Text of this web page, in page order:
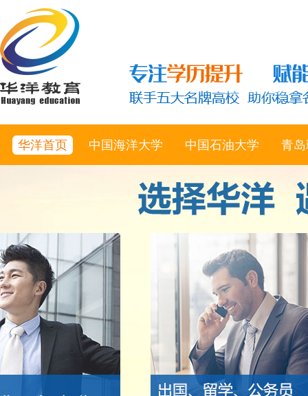
华洋首页 中国海洋大学 中国石油大学 青